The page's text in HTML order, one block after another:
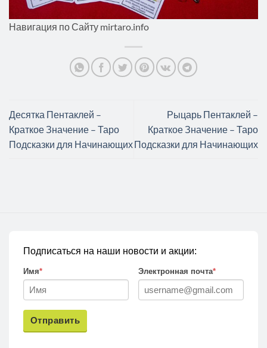
Навигация по Сайту mirtaro.info
Десятка Пентаклей –
Краткое Значение – Таро
Подсказки для Начинающих
Рыцарь Пентаклей –
Краткое Значение – Таро
Подсказки для Начинающих
Подписаться на наши новости и акции:
Имя* Электронная почта*
Отправить